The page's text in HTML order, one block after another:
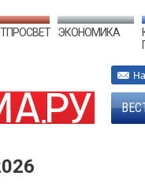
ЭКОНОМИКА